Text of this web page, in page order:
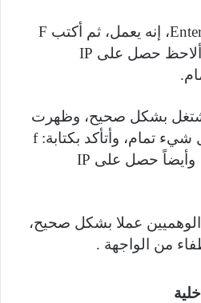
، إنه يعمل، ثم أكتب F
ألاحظ حصل على IP
بشكل صحيح، وظهرت
شيء تمام، وأتأكد بكتابة:f
وأيضاً حصل على IP
عملا بشكل صحيح،
من الواجهة .